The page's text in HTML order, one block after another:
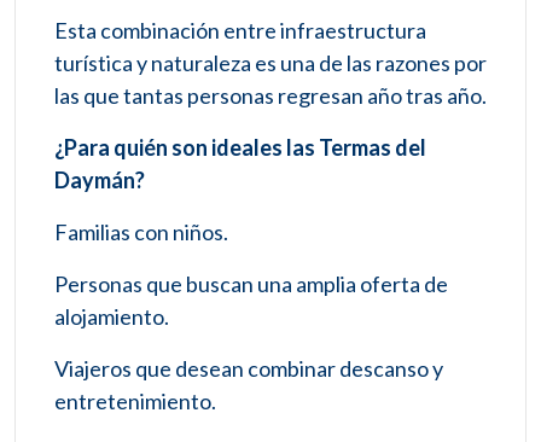
Esta combinación entre infraestructura
turística y naturaleza es una de las razones por
las que tantas personas regresan año tras año.
¿Para quién son ideales las Termas del
Daymán?
Familias con niños.
Personas que buscan una amplia oferta de
alojamiento.
Viajeros que desean combinar descanso y
entretenimiento.